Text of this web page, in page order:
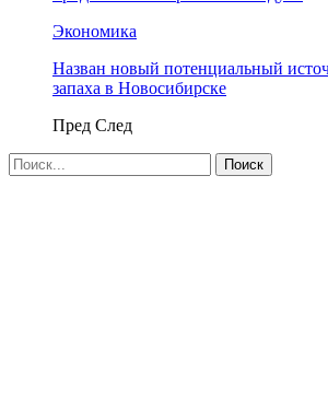
Экономика
Назван новый потенциальный
запаха в Новосибирске
Пред След